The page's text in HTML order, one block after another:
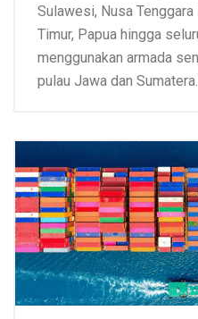
Sulawesi, Nusa Tenggara
Timur, Papua hingga
menggunakan armada
pulau Jawa dan Sumatera.